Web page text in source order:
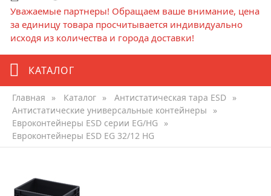
Уважаемые партнеры! Обращаем ваше внимание, цена
за единицу товара просчитывается индивидуально
исходя из количества и города доставки!
КАТАЛОГ
Главная » Каталог » Антистатическая тара ESD »
Антистатические универсальные контейнеры
»
Евроконтейнеры ЕSD серии EG/HG
»
Eвроконтейнеры ESD EG 32/12 HG